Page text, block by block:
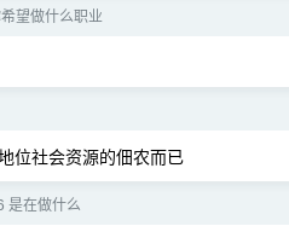
望做什么职业
位社会资源的佃农而已
是在做什么